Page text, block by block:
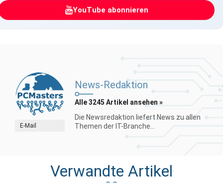
YouTube abonnieren
E-Mail
News-Redaktion
Alle 3245 Artikel ansehen »
Die Newsredaktion liefert News zu allen
Themen der IT-Branche...
Verwandte Artikel